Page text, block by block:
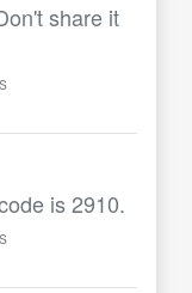
share it
is 2910.